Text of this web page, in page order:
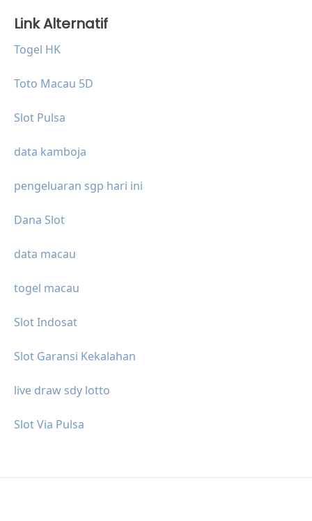
Link Alternatif
Togel HK
Toto Macau 5D
Slot Pulsa
data kamboja
pengeluaran sgp hari ini
Dana Slot
data macau
togel macau
Slot Indosat
Slot Garansi Kekalahan
live draw sdy lotto
Slot Via Pulsa